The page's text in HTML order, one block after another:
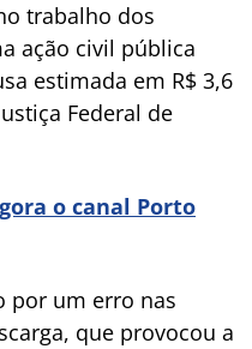
trabalho dos
ação civil pública
estimada em R$ 3,6
Federal de
o canal Porto
por um erro nas
que provocou a